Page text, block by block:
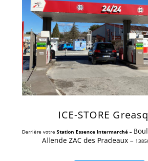
ICE-STORE
Derrière votre Station Essence Intermarché –
Allende ZAC des Pradeaux –